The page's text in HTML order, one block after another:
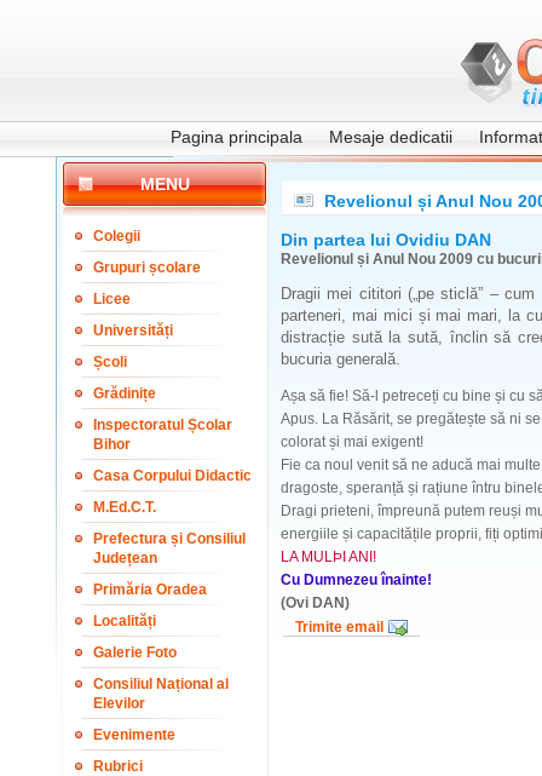
Pagina principala Mesaje dedicatii
MENU
Colegii
Grupuri școlare
Licee
Universități
Școli
Grădinițe
Inspectoratul Școlar
Bihor
Casa Corpului Didactic
M.Ed.C.T.
Prefectura și Consiliul
Județean
Primăria Oradea
Localități
Galerie Foto
Consiliul Național al
Elevilor
Evenimente
Rubrici
Revelionul și Anul Nou
Din partea lui Ovidiu DAN
Revelionul și Anul Nou 2009 cu
Dragii mei cititori („pe sticlă” –
parteneri, mai mici și mai mari, la
distracție sută la sută, înclin să
bucuria generală.
Așa să fie! Să-l petreceți cu bine și cu
Apus. La Răsărit, se pregătește să ni
colorat și mai exigent!
Fie ca noul venit să ne aducă mai
dragoste, speranță și rațiune întru
Dragi prieteni, împreună putem reuși
energiile și capacitățile proprii, fiți
LA MULÞI ANI!
Cu Dumnezeu înainte!
(Ovi DAN)
Trimite email